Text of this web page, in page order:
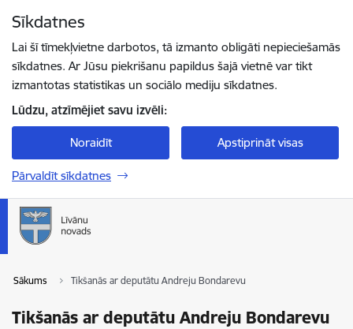
Sīkdatnes
Lai šī tīmekļvietne darbotos, tā izmanto obligāti nepieciešamās
sīkdatnes. Ar Jūsu piekrišanu papildus šajā vietnē var tikt
izmantotas statistikas un sociālo mediju sīkdatnes.
Lūdzu, atzīmējiet savu izvēli:
Noraidīt Apstiprināt visas
Pārvaldīt sīkdatnes
Sākums Tikšanās ar deputātu Andreju Bondarevu
Tikšanās ar deputātu Andreju Bondarevu